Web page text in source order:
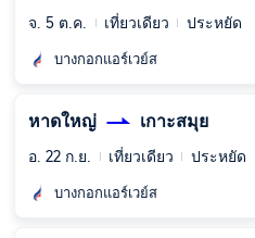
จ. 5 ต.ค. เที่ยวเดียว ประหยัด
บางกอกแอร์เวย์ส
หาดใหญ่ เกาะสมุย
อ. 22 ก.ย. เที่ยวเดียว ประหยัด
บางกอกแอร์เวย์ส